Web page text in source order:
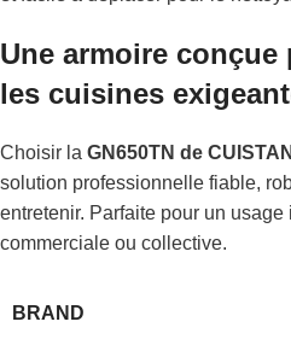
Une armoire
les cuisines
Choisir la GN650TN de
solution professionnelle fiable,
entretenir. Parfaite pour un
commerciale ou collective.
BRAND